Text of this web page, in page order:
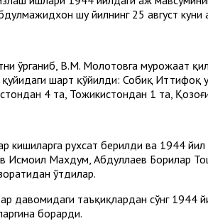
шу йилнинг 25 август
ўрганиб, В.М. Молотовга мурожаат
шарт қўйилди: Собиқ Иттифоқ
4 та, Тожикистондан 1 та,
кишиларга рухсат берилди ва 1944
Исмоил Махдум, Абдуллаев Борилар
ўтдилар.
давомидаги таъқиқлардан сўнг 1944
борарди.